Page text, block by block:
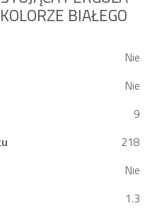
BIAŁEGO
Nie
Nie
9
218
Nie
1.3